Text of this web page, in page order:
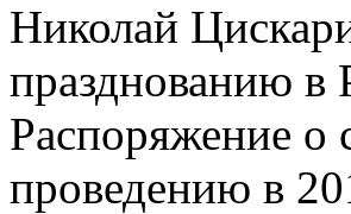
Николай
празднованию в
Распоряжение о
проведению в